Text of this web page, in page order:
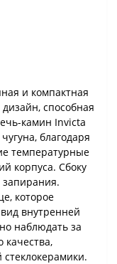
и компактная
способная
камин Invicta
благодаря
температурные
корпуса. Сбоку
которое
внутренней
наблюдать за
качества,
стеклокерамики.